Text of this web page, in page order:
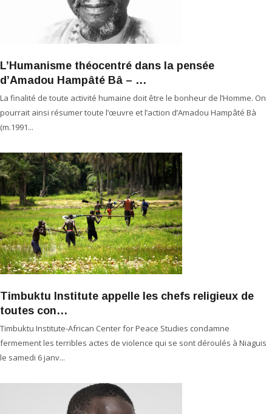
L’Humanisme théocentré dans la pensée
d’Amadou Hampâté Bâ – …
La finalité de toute activité humaine doit être le bonheur de l’Homme. On
pourrait ainsi résumer toute l’œuvre et l’action d’Amadou Hampâté Bà
(m.1991...
Timbuktu Institute appelle les chefs religieux de
toutes con…
Timbuktu Institute-African Center for Peace Studies condamne
fermement les terribles actes de violence qui se sont déroulés à Niaguis
le samedi 6 janv...